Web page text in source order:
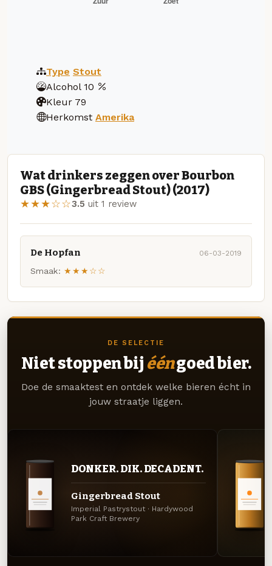
Type Stout
Alcohol 10
Kleur 79
Herkomst Amerika
Wat drinkers zeggen over Bourbon
GBS (Gingerbread Stout) (2017)
★★★☆☆3.5 uit 1 review
De Hopfan 06-03-2019
Smaak: ★★★☆☆
DE SELECTIE
Niet stoppen bij ééngoed bier.
Doe de smaaktest en ontdek welke bieren écht in
jouw straatje liggen.
DONKER. DIK. DECADENT.
Gingerbread Stout
Imperial Pastrystout · Hardywood
Park Craft Brewery